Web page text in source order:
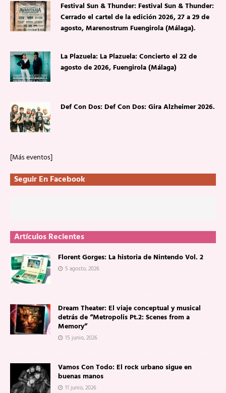
Festival Sun & Thunder: Festival Sun & Thunder:
Cerrado el cartel de la edición 2026, 27 a 29 de
agosto, Marenostrum Fuengirola (Málaga).
La Plazuela: La Plazuela: Concierto el 22 de
agosto de 2026, Fuengirola (Málaga)
Def Con Dos: Def Con Dos: Gira Alzheimer 2026.
[Más eventos]
Seguir En Facebook
Artículos Recientes
Florent Gorges: La historia de Nintendo Vol. 2
5 agosto, 2026
Dream Theater: El viaje conceptual y musical
detrás de “Metropolis Pt.2: Scenes from a
Memory”
15 junio, 2026
Vamos Con Todo: El rock urbano sigue en
buenas manos
11 junio, 2026